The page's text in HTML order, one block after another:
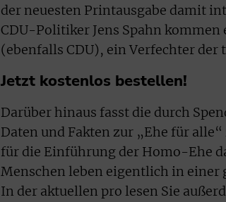
der neuesten Printausgabe damit
CDU-Politiker Jens Spahn
(ebenfalls CDU), ein Verfechter
Jetzt kostenlos bestellen!
Darüber hinaus fasst die durch
Daten und Fakten zur „Ehe für
für die Einführung der Homo-Ehe
Menschen leben eigentlich in
In der aktuellen pro lesen Sie